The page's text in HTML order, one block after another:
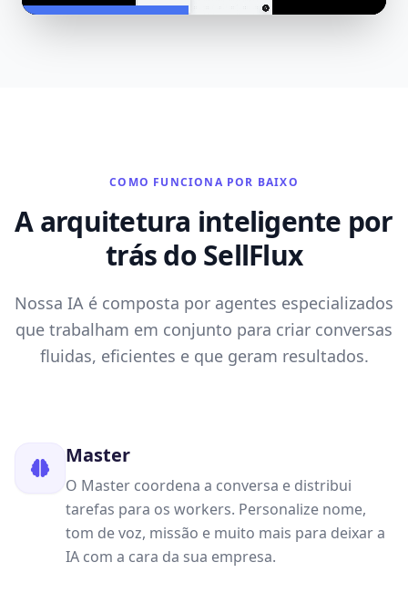
COMO FUNCIONA POR BAIXO
A arquitetura inteligente por
trás do SellFlux
Nossa IA é composta por agentes especializados
que trabalham em conjunto para criar conversas
fluidas, eficientes e que geram resultados.
Master
O Master coordena a conversa e distribui
tarefas para os workers. Personalize nome,
tom de voz, missão e muito mais para deixar a
IA com a cara da sua empresa.